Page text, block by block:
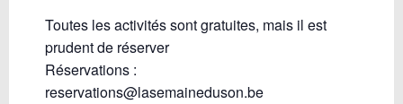
Toutes les activités sont gratuites, mais il est
prudent de réserver
Réservations :
reservations@lasemaineduson.be